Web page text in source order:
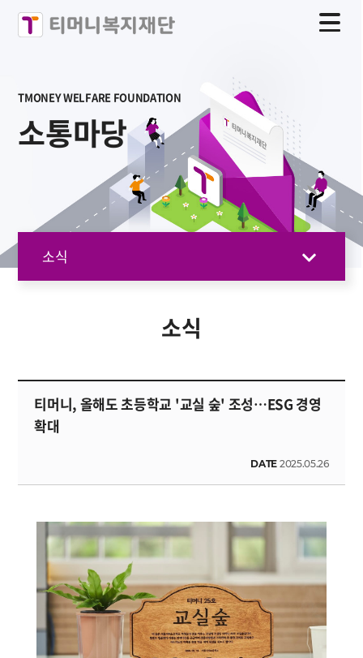
TMONEY WELFARE FOUNDATION
소통마당
소식
소식
티머니, 올해도 초등학교 '교실 숲' 조성…ESG 경영
확대
DATE 2025.05.26